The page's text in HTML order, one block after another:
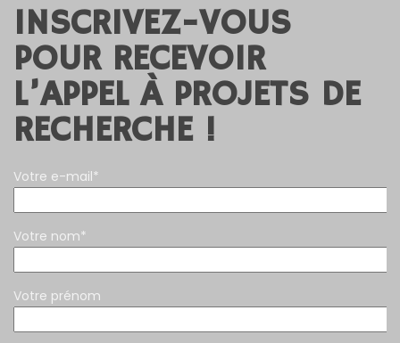
INSCRIVEZ-VOUS
POUR RECEVOIR
L’APPEL À PROJETS DE
RECHERCHE !
Votre e-mail*
Votre nom*
Votre prénom